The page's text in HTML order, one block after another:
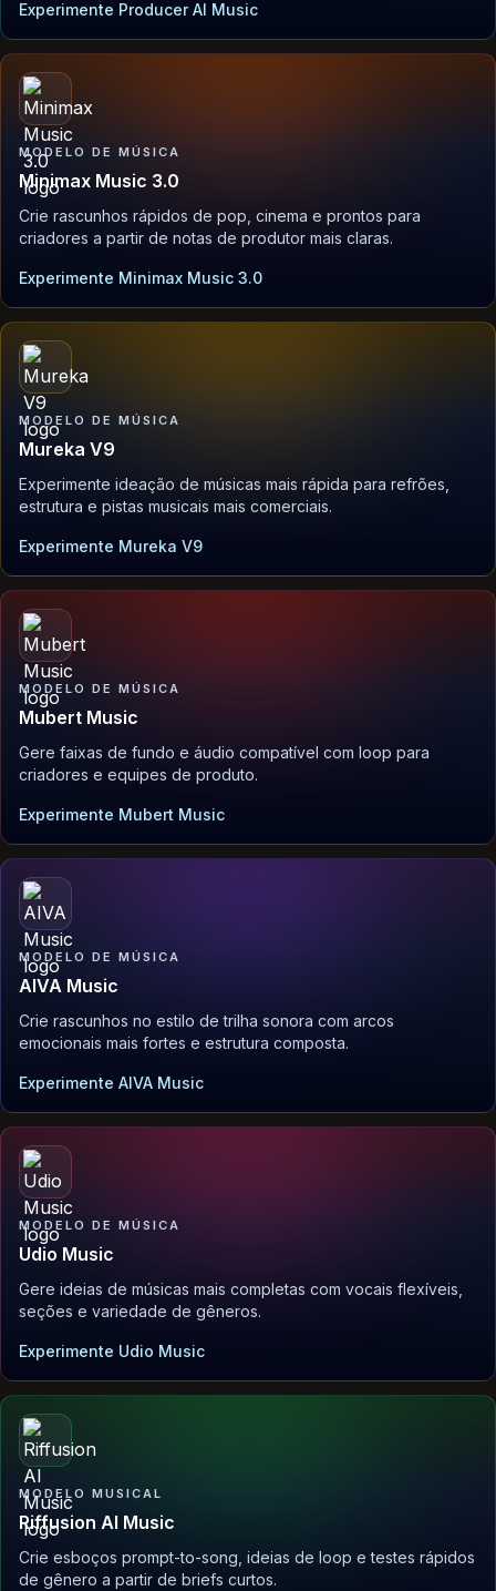
Experimente Producer AI Music
MODELO DE MÚSICA
Minimax Music 3.0
Crie rascunhos rápidos de pop, cinema e prontos para
criadores a partir de notas de produtor mais claras.
Experimente Minimax Music 3.0
MODELO DE MÚSICA
Mureka V9
Experimente ideação de músicas mais rápida para refrões,
estrutura e pistas musicais mais comerciais.
Experimente Mureka V9
MODELO DE MÚSICA
Mubert Music
Gere faixas de fundo e áudio compatível com loop para
criadores e equipes de produto.
Experimente Mubert Music
MODELO DE MÚSICA
AIVA Music
Crie rascunhos no estilo de trilha sonora com arcos
emocionais mais fortes e estrutura composta.
Experimente AIVA Music
MODELO DE MÚSICA
Udio Music
Gere ideias de músicas mais completas com vocais flexíveis,
seções e variedade de gêneros.
Experimente Udio Music
MODELO MUSICAL
Riffusion AI Music
Crie esboços prompt-to-song, ideias de loop e testes rápidos
de gênero a partir de briefs curtos.